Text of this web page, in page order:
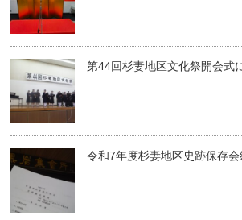
第44回杉妻地区文化祭開会式
令和7年度杉妻地区史跡保存